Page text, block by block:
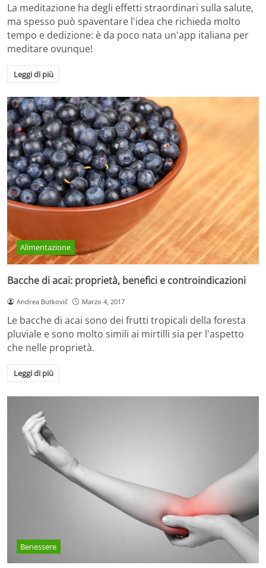
La meditazione ha degli effetti straordinari sulla salute,
ma spesso può spaventare l'idea che richieda molto
tempo e dedizione: è da poco nata un'app italiana per
meditare ovunque!
Leggi di più
Alimentazione
Bacche di acai: proprietà, benefici e controindicazioni
Andrea Butkovič Marzo 4, 2017
Le bacche di acai sono dei frutti tropicali della foresta
pluviale e sono molto simili ai mirtilli sia per l'aspetto
che nelle proprietà.
Leggi di più
Benessere